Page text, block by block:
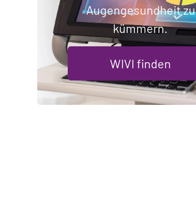
Augengesundheit zu
kümmern.
WIVI finden